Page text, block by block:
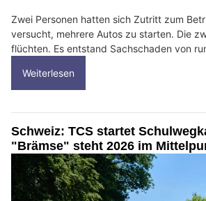
Zwei Personen hatten sich Zutritt zum
versucht, mehrere Autos zu starten. Die
flüchten. Es entstand Sachschaden von
Weiterlesen
Schweiz: TCS startet
"Brämse" steht 2026 im